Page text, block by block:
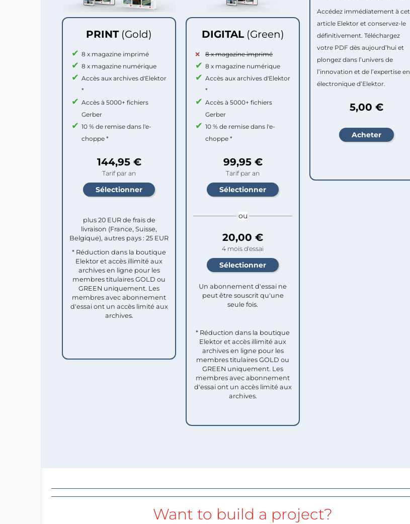
PRINT (Gold)
8 x magazine imprimé
8 x magazine numérique
Accès aux archives d'Elektor
*
Accès à 5000+ fichiers
Gerber
10 % de remise dans l'e-
choppe *
144,95 €
Tarif par an
plus 20 EUR de frais de
livraison (France, Suisse,
Belgique), autres pays : 25 EUR
* Réduction dans la boutique
Elektor et accès illimité aux
archives en ligne pour les
membres titulaires GOLD ou
GREEN uniquement. Les
membres avec abonnement
d'essai ont un accès limité aux
archives.
DIGITAL (Green)
8 x magazine imprimé
8 x magazine numérique
Accès aux archives d'Elektor
*
Accès à 5000+ fichiers
Gerber
10 % de remise dans l'e-
choppe *
99,95 €
Tarif par an
ou
20,00 €
4 mois d'essai
Un abonnement d'essai ne
peut être souscrit qu'une
seule fois.​
* Réduction dans la boutique
Elektor et accès illimité aux
archives en ligne pour les
membres titulaires GOLD ou
GREEN uniquement. Les
membres avec abonnement
d'essai ont un accès limité aux
archives.
Accédez immédiatement à cet
article Elektor et conservez-le
définitivement. Téléchargez
votre PDF dès aujourd’hui et
plongez dans l’univers de
l’innovation et de l’expertise en
électronique d’Elektor.
5,00 €
Want to build a project?